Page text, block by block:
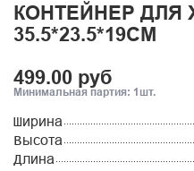
КОНТЕЙНЕР ДЛЯ
35.5*23.5*19СМ
499.00 руб
Минимальная партия: 1шт.
Ширина
Высота
Длина